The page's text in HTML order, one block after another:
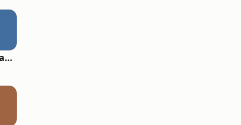
Københavns Fanradio